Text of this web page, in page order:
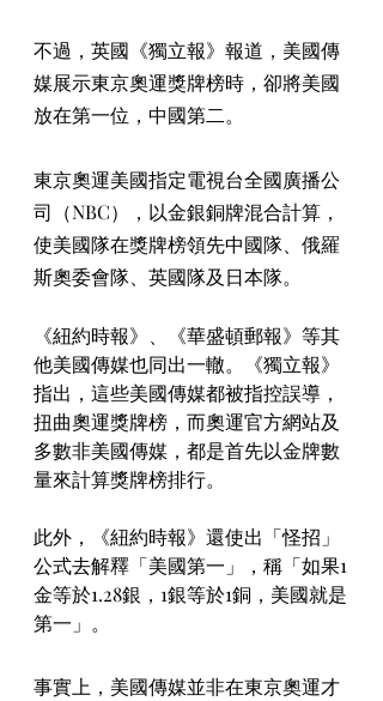
不過，英國《獨立報》報道，美國傳
媒展示東京奧運獎牌榜時，卻將美國
放在第一位，中國第二。
東京奧運美國指定電視台全國廣播公
司（NBC），以金銀銅牌混合計算，
使美國隊在獎牌榜領先中國隊、俄羅
斯奧委會隊、英國隊及日本隊。
《紐約時報》、《華盛頓郵報》等其
他美國傳媒也同出一轍。《獨立報》
指出，這些美國傳媒都被指控誤導，
扭曲奧運獎牌榜，而奧運官方網站及
多數非美國傳媒，都是首先以金牌數
量來計算獎牌榜排行。
此外，《紐約時報》還使出「怪招」
公式去解釋「美國第一」，稱「如果1
金等於1.28銀，1銀等於1銅，美國就是
第一」。
事實上，美國傳媒並非在東京奧運才